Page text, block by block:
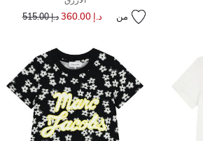
من د.إ 360.00 سعر مخفض من
د.إ 515.00 إلى